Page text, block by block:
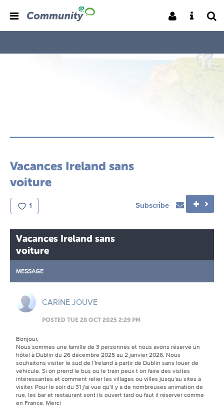
Vacances Ireland sans
voiture
1 Subscribe
Vacances Ireland sans
voiture
MESSAGE
CARINE JOUVE
POSTED TUE 28 OCT 2025 2:29 PM
Bonjour,
Nous sommes une famille de 3 personnes et nous avons réservé un
hôtel à Dublin du 26 décembre 2025 au 2 janvier 2026. Nous
souhaitons visiter le sud de l'Ireland à partir de Dublin sans louer de
véhicule. Si on prend le bus ou le train peux t on faire des visites
intéressantes et comment relier les villages ou villes jusqu'au sites à
visiter. Pour le soir du 31 j'ai vue qu'il y a de nombreuses animation de
rue, les bar et restaurant sont ils ouvert tard ou faut il réserver comme
en France. Merci